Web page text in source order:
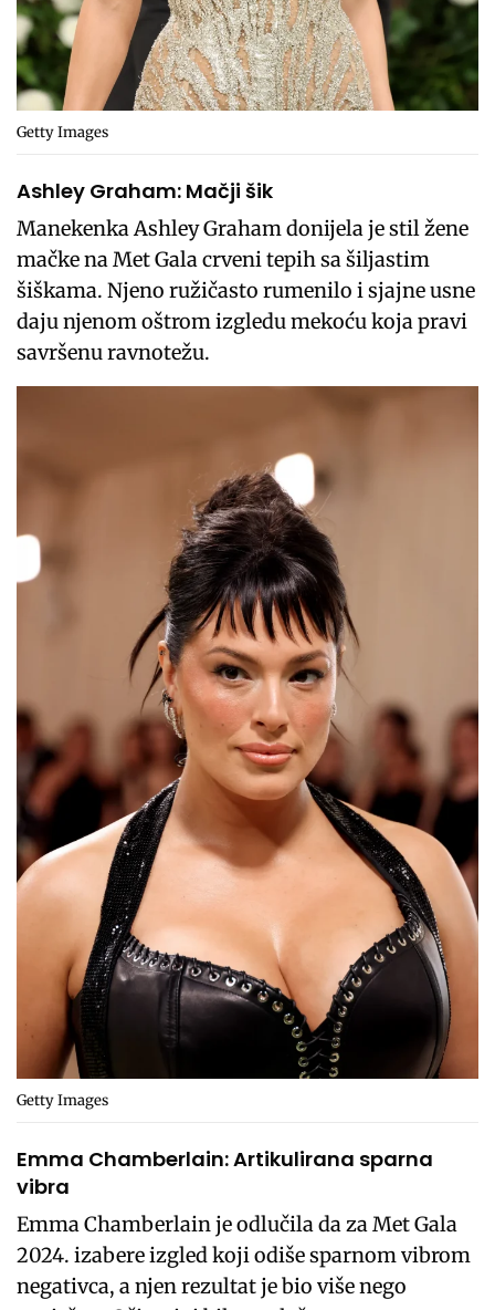
Getty Images
Ashley Graham: Mačji šik
Manekenka Ashley Graham donijela je stil žene
mačke na Met Gala crveni tepih sa šiljastim
šiškama. Njeno ružičasto rumenilo i sjajne usne
daju njenom oštrom izgledu mekoću koja pravi
savršenu ravnotežu.
Getty Images
Emma Chamberlain: Artikulirana sparna
vibra
Emma Chamberlain je odlučila da za Met Gala
2024. izabere izgled koji odiše sparnom vibrom
negativca, a njen rezultat je bio više nego